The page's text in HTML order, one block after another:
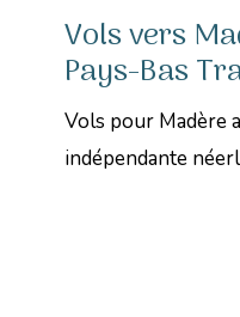
Vols vers
Pays-Bas
Vols pour Madère
indépendante